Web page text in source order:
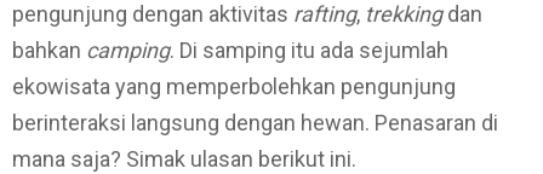
pengunjung dengan aktivitas rafting, trekkingdan
bahkan camping. Di samping itu ada sejumlah
ekowisata yang memperbolehkan pengunjung
berinteraksi langsung dengan hewan. Penasaran di
mana saja? Simak ulasan berikut ini.